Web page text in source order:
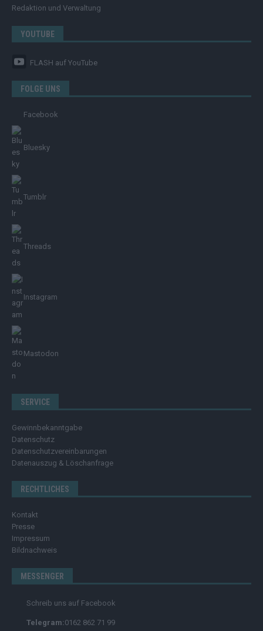
Redaktion und Verwaltung
YOUTUBE
FLASH auf YouTube
FOLGE UNS
Facebook
Bluesky
Tumblr
Threads
Instagram
Mastodon
SERVICE
Gewinnbekanntgabe
Datenschutz
Datenschutzvereinbarungen
Datenauszug & Löschanfrage
RECHTLICHES
Kontakt
Presse
Impressum
Bildnachweis
MESSENGER
Schreib uns auf Facebook
Telegram:0162 862 71 99